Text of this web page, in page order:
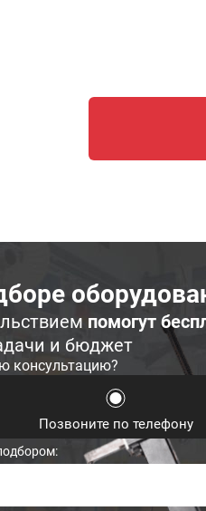
помогут
и бюджет
консультацию?
Позвоните по телефону